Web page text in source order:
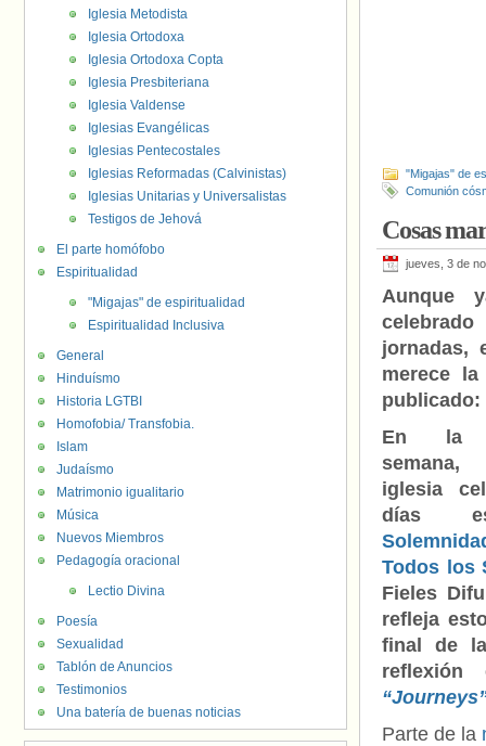
"Migajas" de
Comunión
Cosas
jueves, 3 de
Aunque
jornadas,
merece
publicado:
En la
iglesia
días
Todos los
Fieles
refleja
final de
Parte de la
Iglesia Metodista
Iglesia Ortodoxa
Iglesia Ortodoxa Copta
Iglesia Presbiteriana
Iglesia Valdense
Iglesias Evangélicas
Iglesias Pentecostales
Iglesias Reformadas (Calvinistas)
Iglesias Unitarias y Universalistas
Testigos de Jehová
El parte homófobo
Espiritualidad
"Migajas" de espiritualidad
Espiritualidad Inclusiva
General
Hinduísmo
Historia LGTBI
Homofobia/ Transfobia.
Islam
Judaísmo
Matrimonio igualitario
Música
Nuevos Miembros
Pedagogía oracional
Lectio Divina
Poesía
Sexualidad
Tablón de Anuncios
Testimonios
Una batería de buenas noticias